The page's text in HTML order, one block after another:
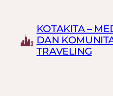
KOTAKITA –
DAN
TRAVELING